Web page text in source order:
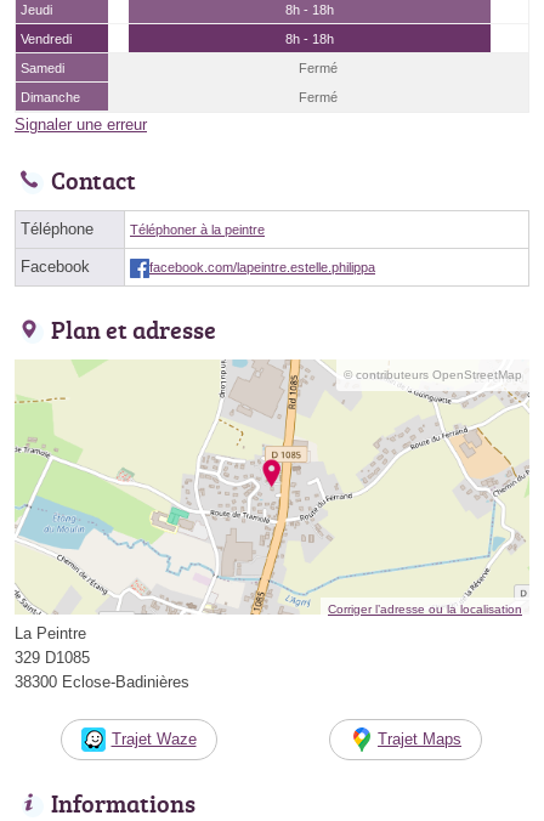
Jeudi
8h - 18h
Vendredi
8h - 18h
Samedi
Fermé
Dimanche
Fermé
Signaler une erreur
Contact
Téléphone Téléphoner à la peintre
Facebook facebook.com/lapeintre.estelle.philippa
Plan et adresse
© contributeurs OpenStreetMap
Corriger l’adresse ou la localisation
La Peintre
329 D1085
38300 Eclose-Badinières
Trajet Waze Trajet Maps
Informations